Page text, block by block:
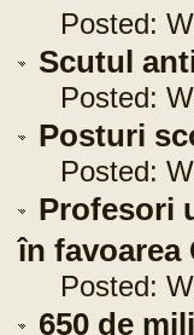
Posted:
Scutul
Posted:
Posturi
Posted:
Profesori
în favoarea
Posted:
650 de